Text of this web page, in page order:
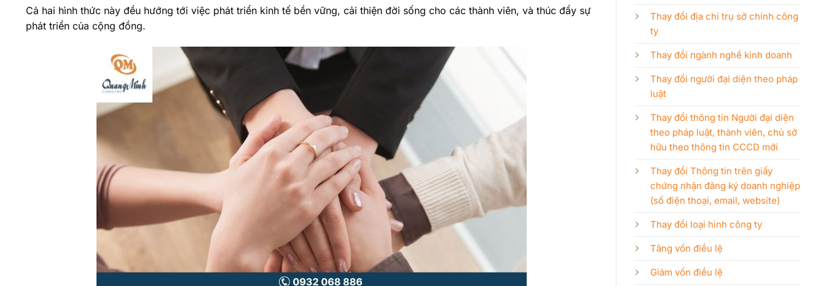
Cả hai hình thức này đều hướng tới việc phát triển kinh tế bền vững, cải thiện đời sống cho các thành viên, và thúc đẩy sự
phát triển của cộng đồng.
Thay đổi địa chỉ trụ sở chính công
ty
Thay đổi ngành nghề kinh doanh
Thay đổi người đại diện theo pháp
luật
Thay đổi thông tin Người đại diện
theo pháp luật, thành viên, chủ sở
hữu theo thông tin CCCD mới
Thay đổi Thông tin trên giấy
chứng nhận đăng ký doanh nghiệp
(số điện thoại, email, website)
Thay đổi loại hình công ty
Tăng vốn điều lệ
Giảm vốn điều lệ